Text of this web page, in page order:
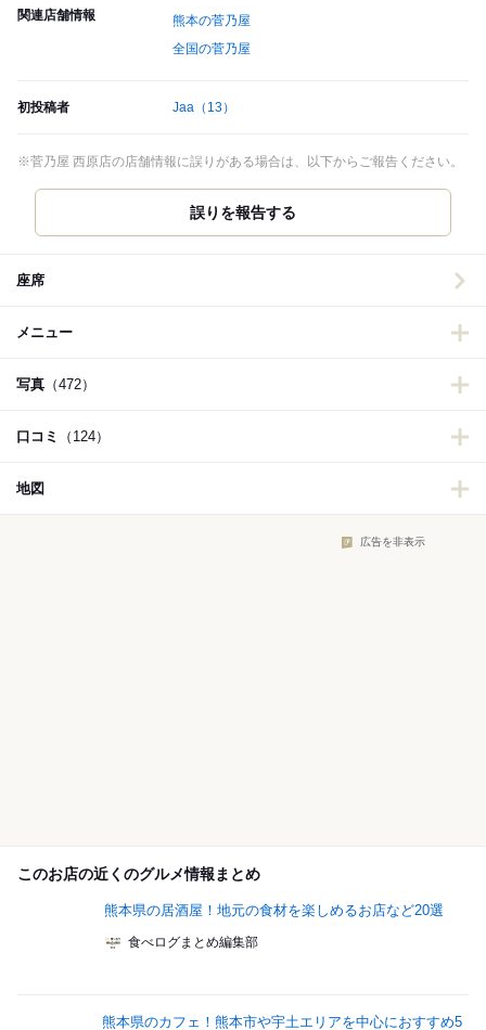
関連店舗情報
熊本の菅乃屋
全国の菅乃屋
初投稿者 Jaa （13）
※菅乃屋 西原店の店舗情報に誤りがある場合は、以下からご報告ください。
誤りを報告する
座席
メニュー
写真 （472）
口コミ （124）
地図
広告を非表示
このお店の近くのグルメ情報まとめ
熊本県の居酒屋！地元の食材を楽しめるお店など20選
食べログまとめ編集部
熊本県のカフェ！熊本市や宇土エリアを中心におすすめ5